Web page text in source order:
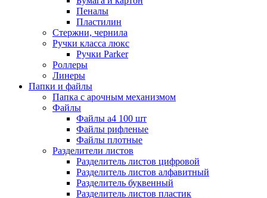
Пеналы
Пластилин
Стержни, чернила
Ручки класса люкс
Ручки Parker
Роллеры
Линеры
Папки и файлы
Папка с арочным механизмом
Файлы
Файлы а4 100 шт
Файлы рифленые
Файлы плотные
Разделители листов
Разделитель листов цифровой
Разделитель листов алфавитный
Разделитель буквенный
Разделитель листов пластик